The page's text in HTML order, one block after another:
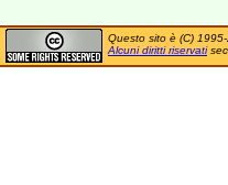
Questo sito è (C)
Alcuni diritti riservati